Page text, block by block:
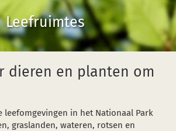
park
park?
en klimaat
beleven
met gids
en gezinnen
(Duits)
& faciliteiten
Centrum Eifel
Poorten
Infopunten
accommodatie
Gastheren
en forfaitaire aanbiedingen
wilde dieren
Leefruimtes
dieren en planten om
leefomgevingen in het Nationaal Park
graslanden, wateren, rotsen en